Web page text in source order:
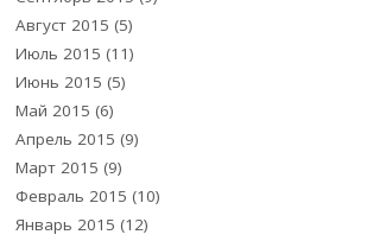
Август 2015 (5)
Июль 2015 (11)
Июнь 2015 (5)
Май 2015 (6)
Апрель 2015 (9)
Март 2015 (9)
Февраль 2015 (10)
Январь 2015 (12)